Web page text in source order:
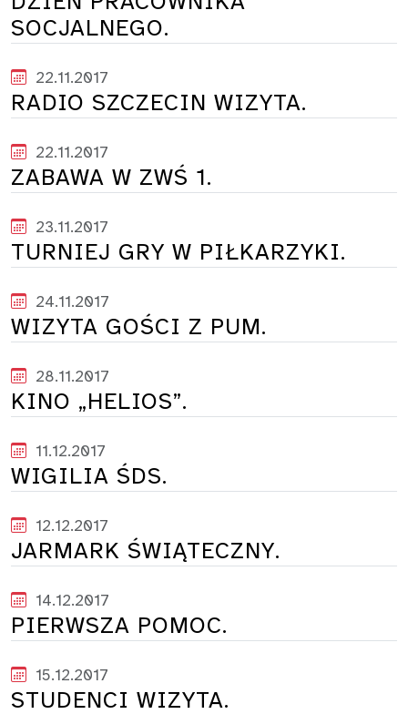
SOCJALNEGO.
22.11.2017
RADIO SZCZECIN WIZYTA.
22.11.2017
ZABAWA W ZWŚ 1.
23.11.2017
TURNIEJ GRY W PIŁKARZYKI.
24.11.2017
WIZYTA GOŚCI Z PUM.
28.11.2017
KINO „HELIOS”.
11.12.2017
WIGILIA ŚDS.
12.12.2017
JARMARK ŚWIĄTECZNY.
14.12.2017
PIERWSZA POMOC.
15.12.2017
STUDENCI WIZYTA.